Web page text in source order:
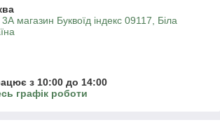
магазин Буквоїд індекс 09117, Біла
з 10:00 до 14:00
графік роботи